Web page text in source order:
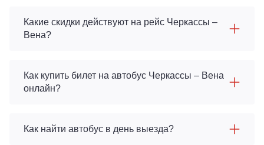
Какие скидки действуют на рейс Черкассы –
Вена?
Как купить билет на автобус Черкассы – Вена
онлайн?
Как найти автобус в день выезда?